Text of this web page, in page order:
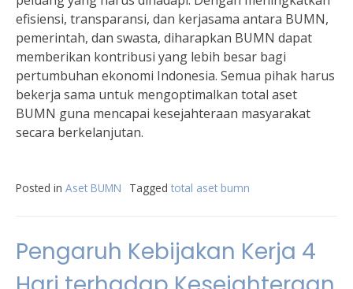
efisiensi, transparansi, dan kerjasama antara BUMN,
pemerintah, dan swasta, diharapkan BUMN dapat
memberikan kontribusi yang lebih besar bagi
pertumbuhan ekonomi Indonesia. Semua pihak harus
bekerja sama untuk mengoptimalkan total aset
BUMN guna mencapai kesejahteraan masyarakat
secara berkelanjutan.
Posted in Aset BUMN Tagged total aset bumn
Pengaruh Kebijakan Kerja 4